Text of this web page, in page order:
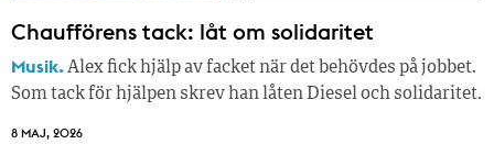
Chaufförens tack: låt om solidaritet
Musik.Alex fick hjälp av facket när det behövdes på jobbet.
Som tack för hjälpen skrev han låten Diesel och solidaritet.
8 MAJ, 2026